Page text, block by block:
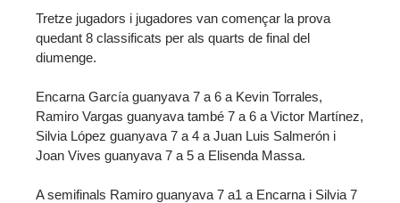
Tretze jugadors i jugadores van començar la prova
quedant 8 classificats per als quarts de final del
diumenge.
Encarna García guanyava 7 a 6 a Kevin Torrales,
Ramiro Vargas guanyava també 7 a 6 a Victor Martínez,
Silvia López guanyava 7 a 4 a Juan Luis Salmerón i
Joan Vives guanyava 7 a 5 a Elisenda Massa.
A semifinals Ramiro guanyava 7 a1 a Encarna i Silvia 7